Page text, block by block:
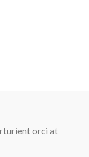
orci at